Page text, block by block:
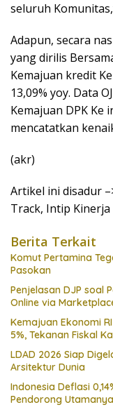
seluruh
Adapun, secara
yang dirilis
Kemajuan kredit
13,09% yoy. Data
Kemajuan DPK
mencatatkan
(akr)
Artikel ini disadur
Track, Intip
Berita Terkait
Komut Pertamina
Pasokan
Penjelasan DJP soal
Online via
Kemajuan Ekonomi
5%, Tekanan Fiskal
LDAD 2026 Siap
Arsitektur Dunia
Indonesia Deflasi
Pendorong Utamanya